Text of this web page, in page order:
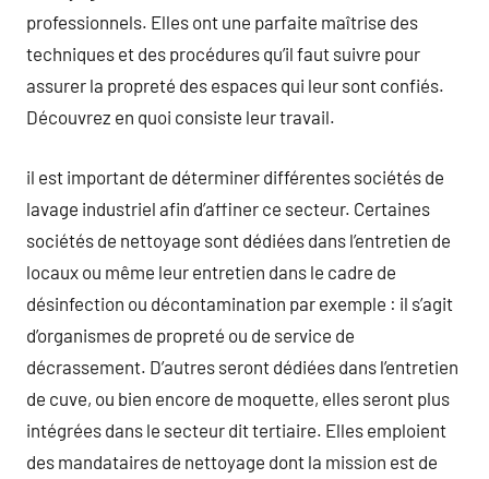
professionnels. Elles ont une parfaite maîtrise des
techniques et des procédures qu’il faut suivre pour
assurer la propreté des espaces qui leur sont confiés.
Découvrez en quoi consiste leur travail.
il est important de déterminer différentes sociétés de
lavage industriel afin d’affiner ce secteur. Certaines
sociétés de nettoyage sont dédiées dans l’entretien de
locaux ou même leur entretien dans le cadre de
désinfection ou décontamination par exemple : il s’agit
d’organismes de propreté ou de service de
décrassement. D’autres seront dédiées dans l’entretien
de cuve, ou bien encore de moquette, elles seront plus
intégrées dans le secteur dit tertiaire. Elles emploient
des mandataires de nettoyage dont la mission est de